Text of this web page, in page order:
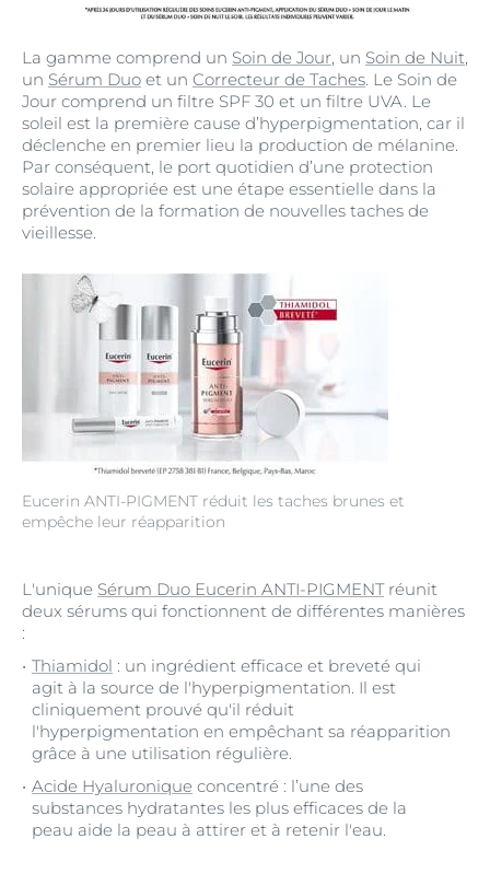
Eucerin ANTI-PIGMENT réduit les taches brunes et
empêche leur réapparition
La gamme comprend un Soin de Jour , un Soin de Nuit
un Sérum Duo et un Correcteur de Taches . Le Soin de
Jour comprend un filtre SPF 30 et un filtre UVA. Le
soleil est la première cause d’hyperpigmentation, car il
déclenche en premier lieu la production de mélanine.
Par conséquent, le port quotidien d’une protection
solaire appropriée est une étape essentielle dans la
prévention de la formation de nouvelles taches de
vieillesse.
L'unique Sérum Duo Eucerin ANTI-PIGMENTréunit
deux sérums qui fonctionnent de différentes manières
:
Thiamidol : un ingrédient efficace et breveté qui
agit à la source de l'hyperpigmentation. Il est
cliniquement prouvé qu'il réduit
l'hyperpigmentation en empêchant sa réapparition
grâce à une utilisation régulière.
Acide Hyaluronique concentré : l’une des
substances hydratantes les plus efficaces de la
peau aide la peau à attirer et à retenir l'eau.